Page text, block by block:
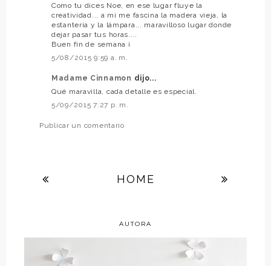
Como tu dices Noe, en ese lugar fluye la
creatividad... a mi me fascina la madera vieja, la
estantería y la lámpara... maravilloso lugar donde
dejar pasar tus horas....
Buen fin de semana ¡
5/08/2015 9:59 a. m.
Madame Cinnamon dijo...
Qué maravilla, cada detalle es especial.
5/09/2015 7:27 p. m.
Publicar un comentario
HOME
AUTORA